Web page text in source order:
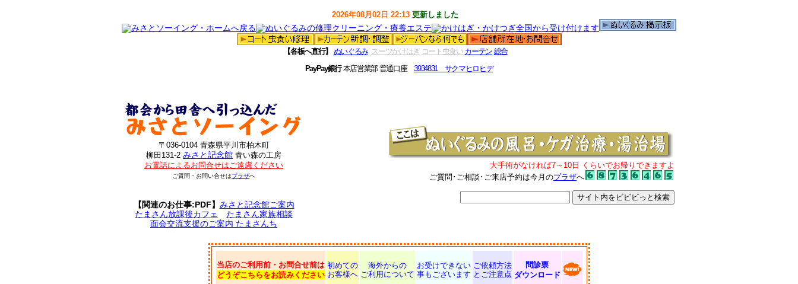
2026年08月02日 22:13 更新しました
【各板へ直行】 ぬいぐるみ スーツかけはぎ コート虫食い カーテン 総合
PayPay銀行本店営業部 普通口座3934831 サクマヒロヒデ
〒036-0104 青森県平川市柏木町
柳田131-2 みさと記念館 青い森の工房
お電話によるお問合せはご遠慮ください
ご質問・お問い合せはプラザへ
【関連のお仕事:PDF】 みさと記念館ご案内
たまさん放課後カフェ
たまさん家族相談
面会交流支援のご案内 たまさんち
大手術がなければ7～10日 くらいでお帰りできますよ
ご質問･ご相談･ご来店予約は今月のプラザへ
当店のご利用前・お問合せ前は
どうぞこちらをお読みください
初めての
お客様へ
海外からの
ご利用について
お受けできない
事もございます
ご依頼方法
とご注意点
問診票
ダウンロード